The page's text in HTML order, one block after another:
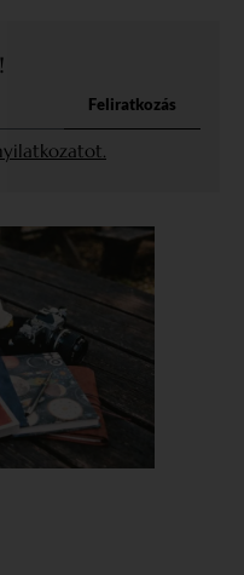
Feliratkozás